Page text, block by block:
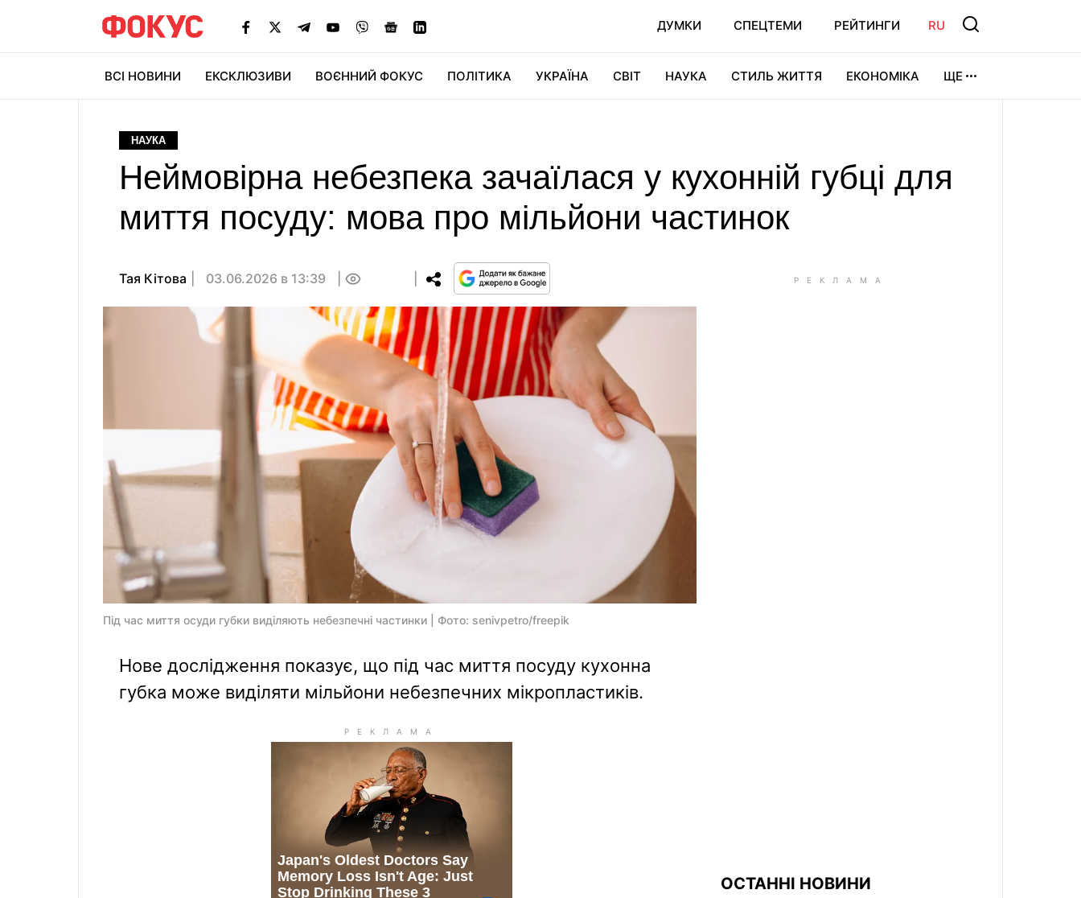
ДУМКИ СПЕЦТЕМИ РЕЙТИНГИ RU
ВСІ НОВИНИ ЕКСКЛЮЗИВИ ВОЄННИЙ ФОКУС ПОЛІТИКА УКРАЇНА СВІТ НАУКА СТИЛЬ ЖИТТЯ ЕКОНОМІКА ЩЕ
НАУКА
Неймовірна небезпека зачаїлася у кухонній губці для
миття посуду: мова про мільйони частинок
Тая Кітова 03.06.2026 в 13:39
Під час миття осуди губки виділяють небезпечні частинки | Фото: senivpetro/freepik
Нове дослідження показує, що під час миття посуду кухонна
губка може виділяти мільйони небезпечних мікропластиків.
ОСТАННІ НОВИНИ